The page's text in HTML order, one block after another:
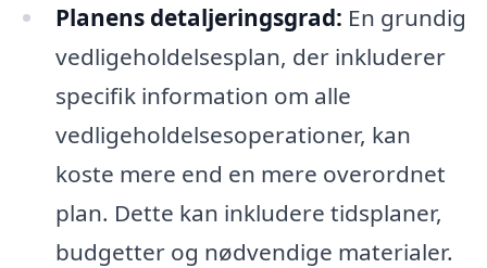
Planens detaljeringsgrad: En grundig
vedligeholdelsesplan, der inkluderer
specifik information om alle
vedligeholdelsesoperationer, kan
koste mere end en mere overordnet
plan. Dette kan inkludere tidsplaner,
budgetter og nødvendige materialer.